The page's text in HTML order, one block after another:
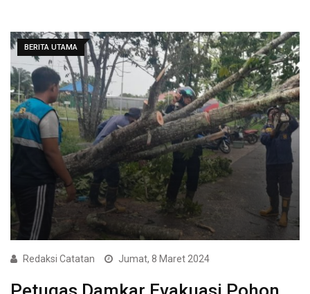
BERITA UTAMA
Redaksi Catatan Jumat, 8 Maret 2024